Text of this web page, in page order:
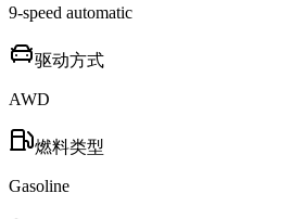
9-speed automatic
驱动方式
AWD
燃料类型
Gasoline